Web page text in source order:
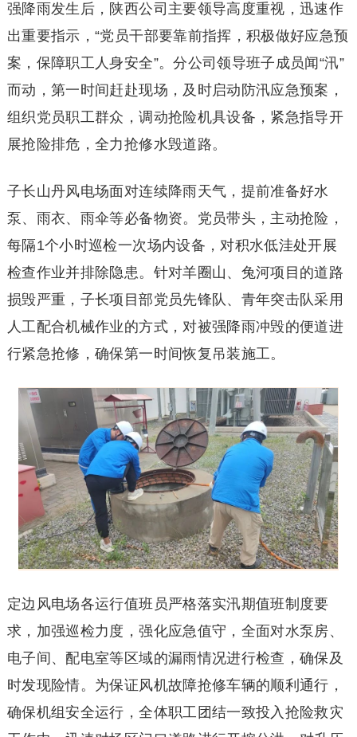
强降雨发生后，陕西公司主要领导高度重视，迅速作
出重要指示，“党员干部要靠前指挥，积极做好应急预
案，保障职工人身安全”。分公司领导班子成员闻“汛”
而动，第一时间赶赴现场，及时启动防汛应急预案，
组织党员职工群众，调动抢险机具设备，紧急指导开
展抢险排危，全力抢修水毁道路。
子长山丹风电场面对连续降雨天气，提前准备好水
泵、雨衣、雨伞等必备物资。党员带头，主动抢险，
每隔1个小时巡检一次场内设备，对积水低洼处开展
检查作业并排除隐患。针对羊圈山、兔河项目的道路
损毁严重，子长项目部党员先锋队、青年突击队采用
人工配合机械作业的方式，对被强降雨冲毁的便道进
行紧急抢修，确保第一时间恢复吊装施工。
定边风电场各运行值班员严格落实汛期值班制度要
求，加强巡检力度，强化应急值守，全面对水泵房、
电子间、配电室等区域的漏雨情况进行检查，确保及
时发现险情。为保证风机故障抢修车辆的顺利通行，
确保机组安全运行，全体职工团结一致投入抢险救灾